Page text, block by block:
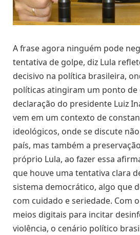
A frase agora ninguém pode
tentativa de golpe, diz Lula
decisivo na política brasileira,
políticas atingiram um ponto de
declaração do presidente Luiz
vem em um contexto de
ideológicos, onde se discute
país, mas também a
próprio Lula, ao fazer essa
que houve uma tentativa clara
sistema democrático, algo que
com cuidado e seriedade. Com
meios digitais para incitar
violência, o cenário político